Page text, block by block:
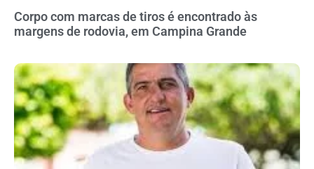
Corpo com marcas de tiros é encontrado às
margens de rodovia, em Campina Grande